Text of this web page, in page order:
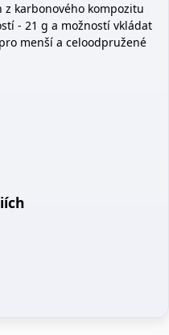
z karbonového kompozitu
- 21 g a možností vkládat
menší a celoodpružené